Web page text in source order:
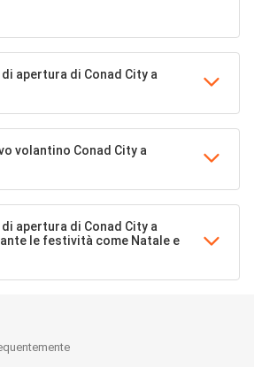
apertura di Conad City a
volantino Conad City a
apertura di Conad City a
le festività come Natale e